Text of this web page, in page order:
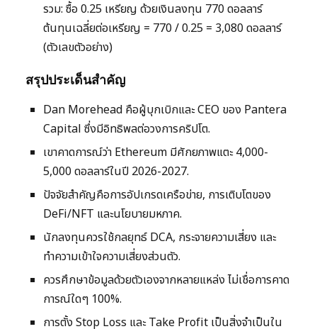
รวม: ซื้อ 0.25 เหรียญ ด้วยเงินลงทุน 770 ดอลลาร์
ต้นทุนเฉลี่ยต่อเหรียญ = 770 / 0.25 = 3,080 ดอลลาร์
(ตัวเลขตัวอย่าง)
สรุปประเด็นสำคัญ
Dan Morehead คือผู้บุกเบิกและ CEO ของ Pantera
Capital ซึ่งมีอิทธิพลต่อวงการคริปโต.
เขาคาดการณ์ว่า Ethereum มีศักยภาพแตะ 4,000-
5,000 ดอลลาร์ในปี 2026-2027.
ปัจจัยสำคัญคือการอัปเกรดเครือข่าย, การเติบโตของ
DeFi/NFT และนโยบายมหภาค.
นักลงทุนควรใช้กลยุทธ์ DCA, กระจายความเสี่ยง และ
ทำความเข้าใจความเสี่ยงส่วนตัว.
ควรศึกษาข้อมูลด้วยตัวเองจากหลายแหล่ง ไม่เชื่อการคาด
การณ์ใดๆ 100%.
การตั้ง Stop Loss และ Take Profit เป็นสิ่งจำเป็นใน